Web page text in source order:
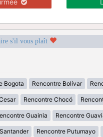
s'il vous plaît
Bogota Rencontre Bolívar
Rencontre Chocó
Guainia Rencontre
Rencontre Putumayo